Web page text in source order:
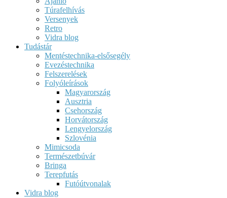
Túrafelhívás
Versenyek
Retro
Vidra blog
Tudástár
Mentéstechnika-elsősegély
Evezéstechnika
Felszerelések
Folyóleírások
Magyarország
Ausztria
Csehország
Horvátország
Lengyelország
Szlovénia
Mimicsoda
Természetbúvár
Bringa
Terepfutás
Futóútvonalak
Vidra blog